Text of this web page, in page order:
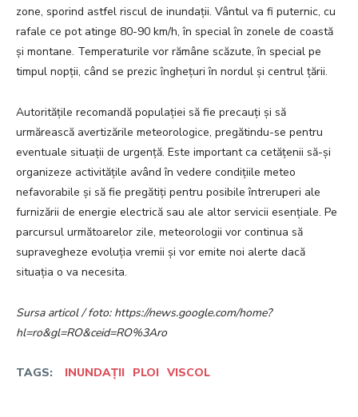
zone, sporind astfel riscul de inundații. Vântul va fi puternic, cu
rafale ce pot atinge 80-90 km/h, în special în zonele de coastă
și montane. Temperaturile vor rămâne scăzute, în special pe
timpul nopții, când se prezic înghețuri în nordul și centrul țării.
Autoritățile recomandă populației să fie precauți și să
urmărească avertizările meteorologice, pregătindu-se pentru
eventuale situații de urgență. Este important ca cetățenii să-și
organizeze activitățile având în vedere condițiile meteo
nefavorabile și să fie pregătiți pentru posibile întreruperi ale
furnizării de energie electrică sau ale altor servicii esențiale. Pe
parcursul următoarelor zile, meteorologii vor continua să
supravegheze evoluția vremii și vor emite noi alerte dacă
situația o va necesita.
Sursa articol / foto: https://news.google.com/home?
hl=ro&gl=RO&ceid=RO%3Aro
TAGS: INUNDAȚII PLOI VISCOL